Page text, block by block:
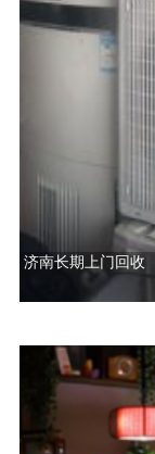
济南长期上门回收